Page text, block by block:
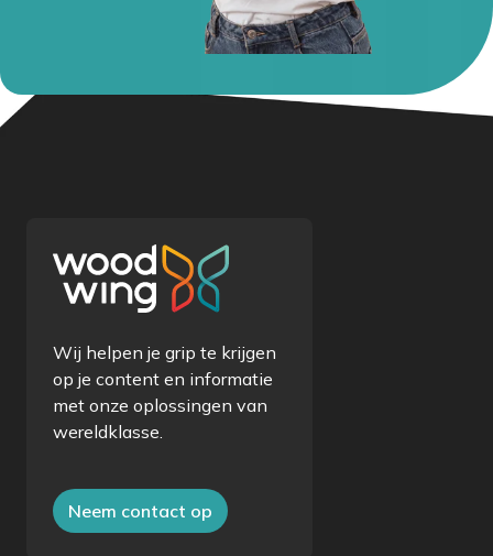
Wij helpen je grip te krijgen
op je content en informatie
met onze oplossingen van
wereldklasse.
Neem contact op